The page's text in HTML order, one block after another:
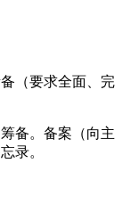
（要求全面、完
备。备案（向主
录。